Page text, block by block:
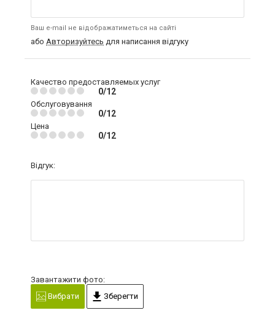
Ваш e-mail не відображатиметься на сайті
або Авторизуйтесь для написання відгуку
Качество предоставляемых услуг
0/12
Обслуговування
0/12
Цена
0/12
Відгук:
Завантажити фото:
Вибрати
Зберегти